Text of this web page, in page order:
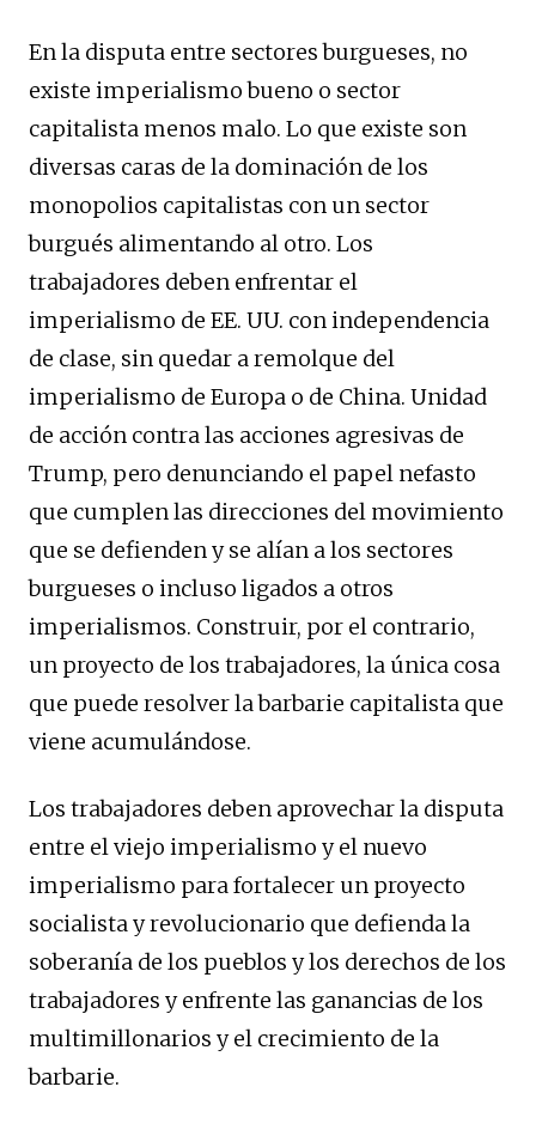
En la disputa entre sectores burgueses, no
existe imperialismo bueno o sector
capitalista menos malo. Lo que existe son
diversas caras de la dominación de los
monopolios capitalistas con un sector
burgués alimentando al otro. Los
trabajadores deben enfrentar el
imperialismo de EE. UU. con independencia
de clase, sin quedar a remolque del
imperialismo de Europa o de China. Unidad
de acción contra las acciones agresivas de
Trump, pero denunciando el papel nefasto
que cumplen las direcciones del movimiento
que se defienden y se alían a los sectores
burgueses o incluso ligados a otros
imperialismos. Construir, por el contrario,
un proyecto de los trabajadores, la única cosa
que puede resolver la barbarie capitalista que
viene acumulándose.
Los trabajadores deben aprovechar la disputa
entre el viejo imperialismo y el nuevo
imperialismo para fortalecer un proyecto
socialista y revolucionario que defienda la
soberanía de los pueblos y los derechos de los
trabajadores y enfrente las ganancias de los
multimillonarios y el crecimiento de la
barbarie.